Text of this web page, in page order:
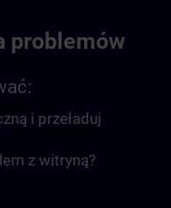
problemów
i przeładuj
z witryną?